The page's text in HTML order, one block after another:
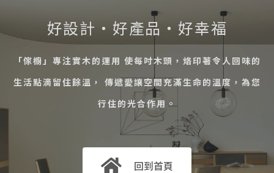
好設計・好產品・好幸福
「傢櫥」專注實木的運用 使每吋木頭，烙印著令人回味的
生活點滴留住餘溫， 傳遞愛讓空間充滿生命的溫度，為您
行住的光合作用。
回到首頁